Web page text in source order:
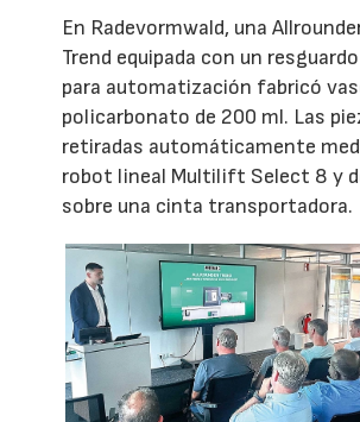
En Radevormwald, una
Trend equipada con un
para automatización fabricó
policarbonato de 200 ml. Las
retiradas automáticamente
robot lineal Multilift Select 8 y
sobre una cinta transportadora.